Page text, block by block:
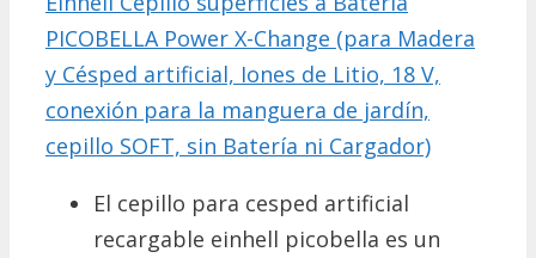
PICOBELLA Power X-Change (para Madera
y Césped artificial, Iones de Litio, 18 V,
conexión para la manguera de jardín,
cepillo SOFT, sin Batería ni Cargador)
El cepillo para cesped artificial
recargable einhell picobella es un